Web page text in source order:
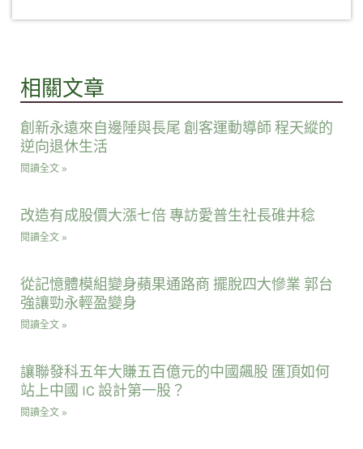
相關文章
創新永遠來自邊陲與長尾 創客運動導師 程天縱的
逆向退休生活
閱讀全文 »
改造有成股價大漲七倍 專訪愛普生社長碓井稔
閱讀全文 »
從記憶體模組變身蘋果通路商 擺脫四大慘業 郭台
強讓勁永輕盈變身
閱讀全文 »
讓聯發科五年大賺五百億元的中國飆股 匯頂如何
站上中國 IC 設計第一股？
閱讀全文 »